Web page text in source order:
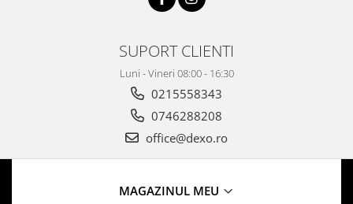
SUPORT CLIENTI
Luni - Vineri 08:00 - 16:30
0215558343
0746288208
office@dexo.ro
MAGAZINUL MEU